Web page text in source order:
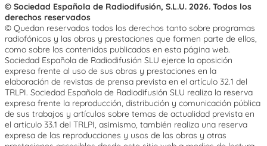
© Sociedad Española de Radiodifusión, S.L.U. 2026. Todos los
derechos reservados
© Quedan reservados todos los derechos tanto sobre programas
radiofónicos y las obras y prestaciones que formen parte de ellos,
como sobre los contenidos publicados en esta página web.
Sociedad Española de Radiodifusión SLU ejerce la oposición
expresa frente al uso de sus obras y prestaciones en la
elaboración de revistas de prensa prevista en el artículo 32.1 del
TRLPI. Sociedad Española de Radiodifusión SLU realiza la reserva
expresa frente la reproducción, distribución y comunicación pública
de sus trabajos y artículos sobre temas de actualidad prevista en
el artículo 33.1 del TRLPI, asimismo, también realiza una reserva
expresa de las reproducciones y usos de las obras y otras